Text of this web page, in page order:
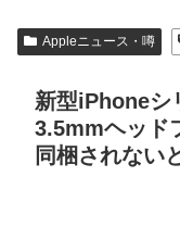
Appleニュース・噂
新型iPhone
3.5mmヘッド
同梱されない